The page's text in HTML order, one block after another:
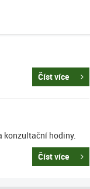
Číst více
konzultační hodiny.
Číst více